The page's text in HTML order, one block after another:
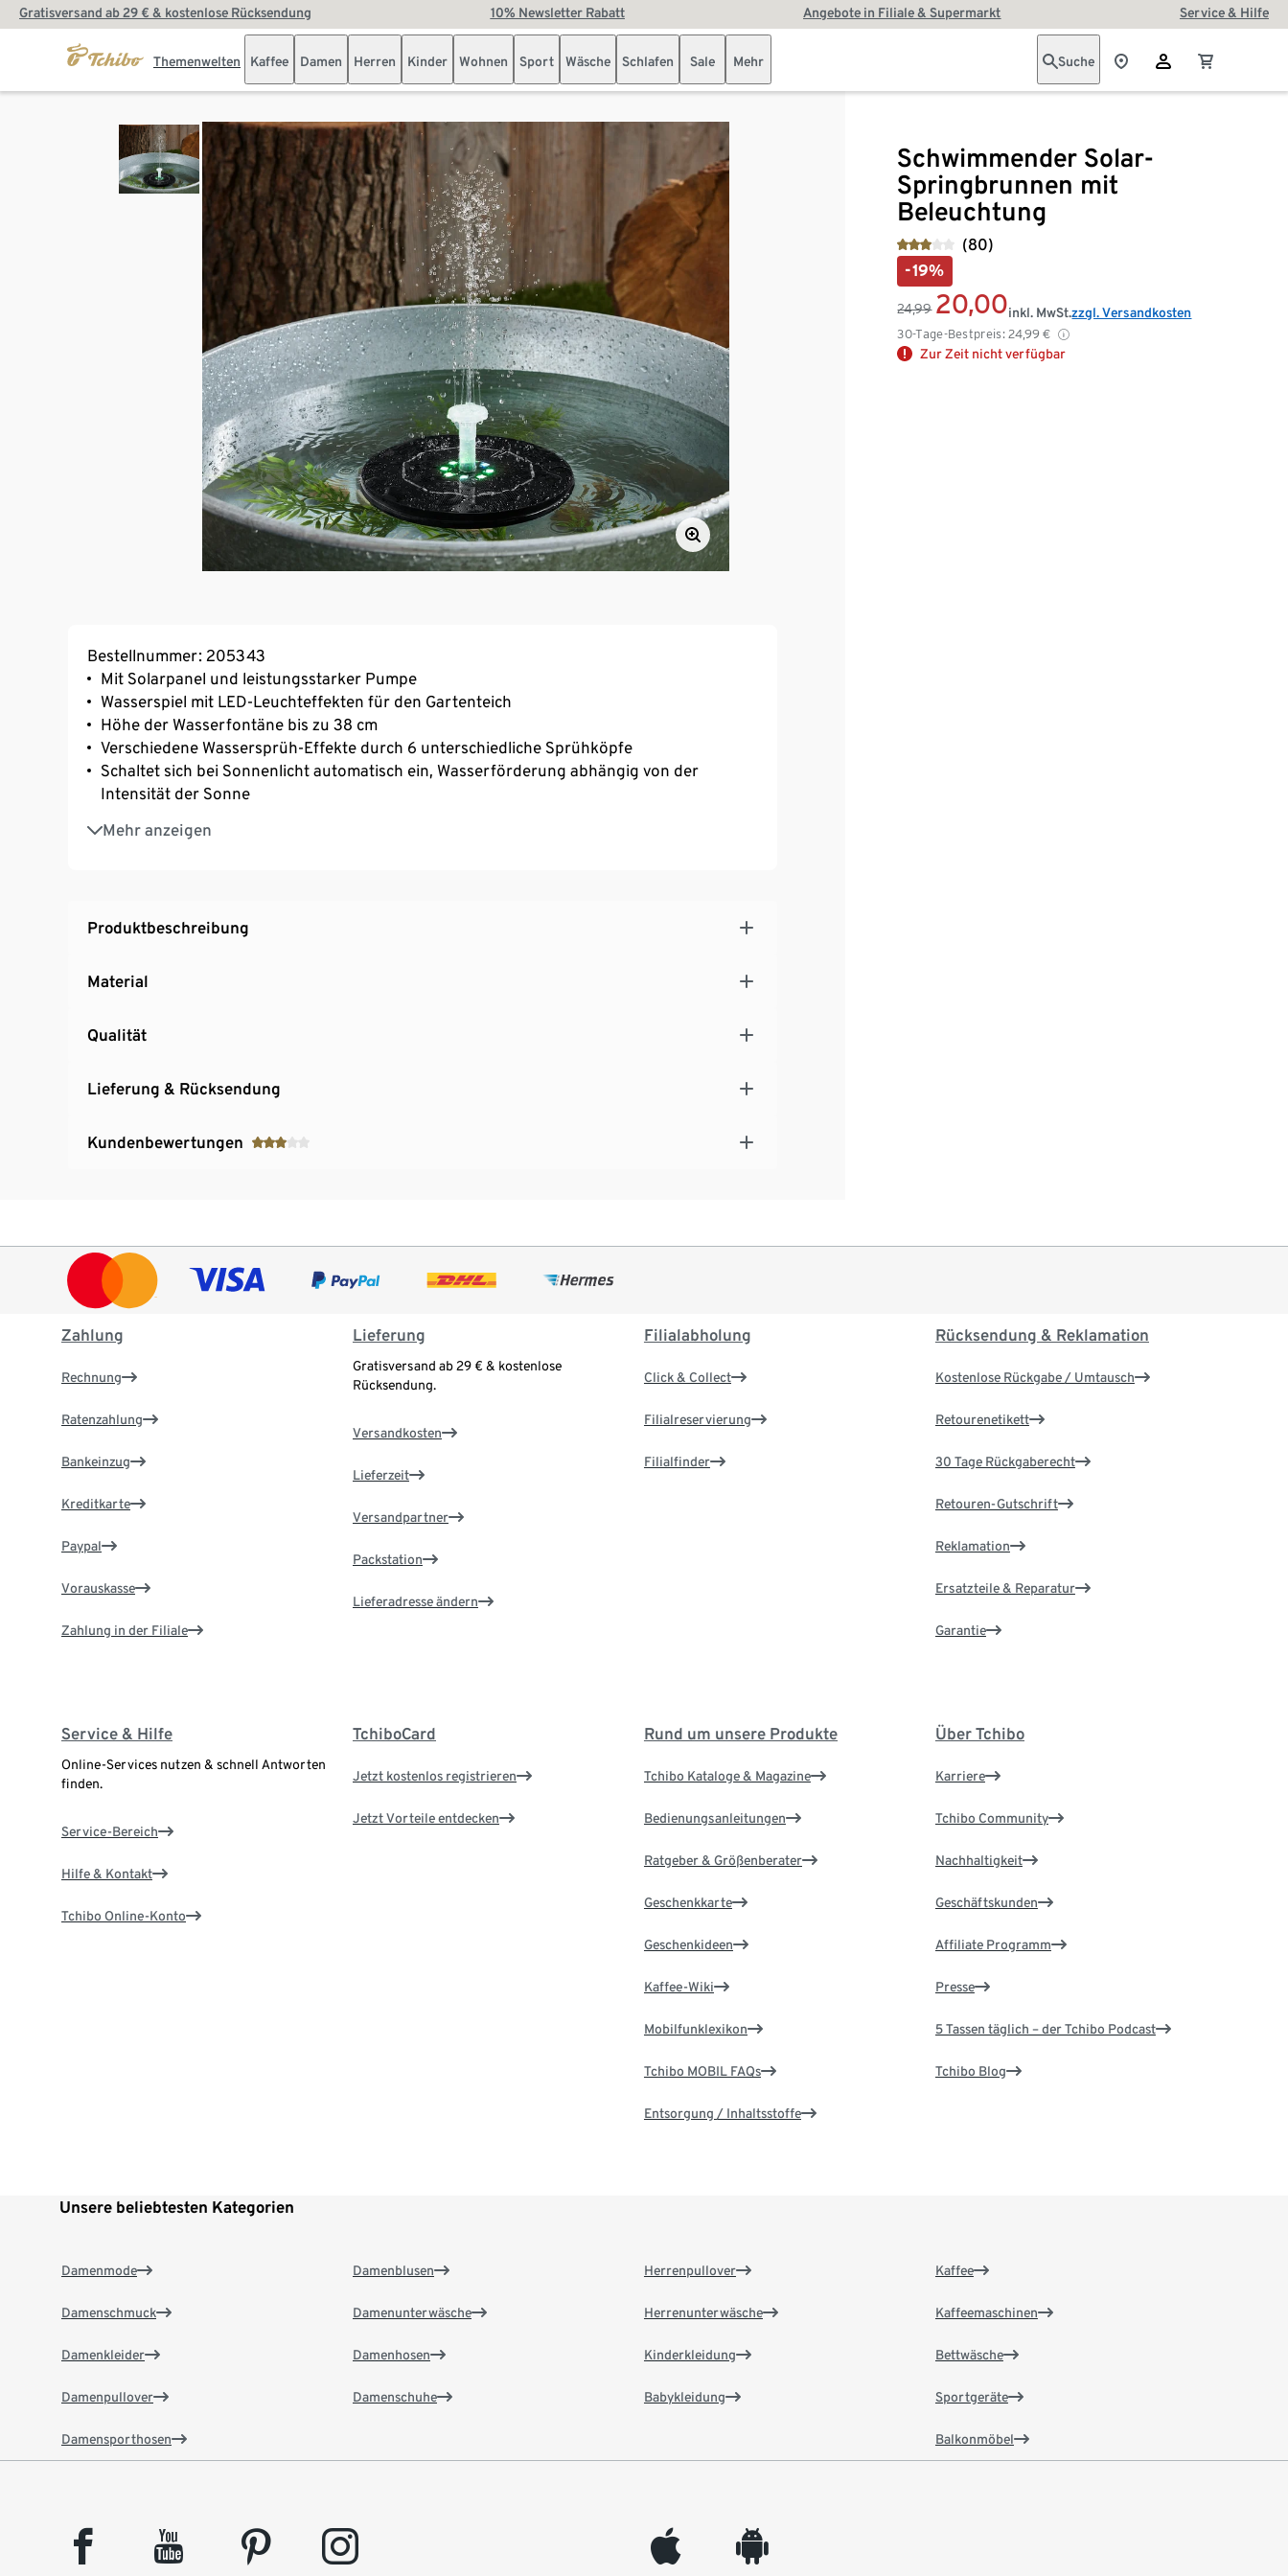
Gratisversand ab 29 € & kostenlose Rücksendung 10% Newsletter Rabatt Angebote in Filiale & Supermarkt Service & Hilfe
Themenwelten Kaffee Damen Herren Kinder Wohnen Sport Wäsche Schlafen Sale Mehr Suche
Schwimmender Solar-
Springbrunnen mit
Beleuchtung
(80)
-19%
24,99 20,00
30-Tage-Bestpreis: 24,99 €
inkl. MwSt.zzgl. Versandkosten
Zur Zeit nicht verfügbar
Bestellnummer: 205343
Mit Solarpanel und leistungsstarker Pumpe
Wasserspiel mit LED-Leuchteffekten für den Gartenteich
Höhe der Wasserfontäne bis zu 38 cm
Verschiedene Wassersprüh-Effekte durch 6 unterschiedliche Sprühköpfe
Schaltet sich bei Sonnenlicht automatisch ein, Wasserförderung abhängig von der
Intensität der Sonne
Mehr anzeigen
Benötigt direkte Sonneneinstrahlung zur optimalen Wasserförderung und
Akkuspeicherung
Produktbeschreibung
Material
Qualität
Lieferung & Rücksendung
Kundenbewertungen
Zahlung
Rechnung
Ratenzahlung
Bankeinzug
Kreditkarte
Paypal
Vorauskasse
Zahlung in der Filiale
Lieferung
Gratisversand ab 29 € & kostenlose
Rücksendung.
Versandkosten
Lieferzeit
Versandpartner
Packstation
Lieferadresse ändern
Filialabholung
Click & Collect
Filialreservierung
Filialfinder
Rücksendung & Reklamation
Kostenlose Rückgabe / Umtausch
Retourenetikett
30 Tage Rückgaberecht
Retouren-Gutschrift
Reklamation
Ersatzteile & Reparatur
Garantie
Service & Hilfe
Online-Services nutzen & schnell Antworten
finden.
Service-Bereich
Hilfe & Kontakt
Tchibo Online-Konto
TchiboCard
Jetzt kostenlos registrieren
Jetzt Vorteile entdecken
Rund um unsere Produkte
Tchibo Kataloge & Magazine
Bedienungsanleitungen
Ratgeber & Größenberater
Geschenkkarte
Geschenkideen
Kaffee-Wiki
Mobilfunklexikon
Tchibo MOBIL FAQs
Entsorgung / Inhaltsstoffe
Über Tchibo
Karriere
Tchibo Community
Nachhaltigkeit
Geschäftskunden
Affiliate Programm
Presse
5 Tassen täglich – der Tchibo Podcast
Tchibo Blog
Unsere beliebtesten Kategorien
Damenmode
Damenschmuck
Damenkleider
Damenpullover
Damensporthosen
Damenblusen
Damenunterwäsche
Damenhosen
Damenschuhe
Herrenpullover
Herrenunterwäsche
Kinderkleidung
Babykleidung
Kaffee
Kaffeemaschinen
Bettwäsche
Sportgeräte
Balkonmöbel
facebook youtube pinterest instagram appleinc android